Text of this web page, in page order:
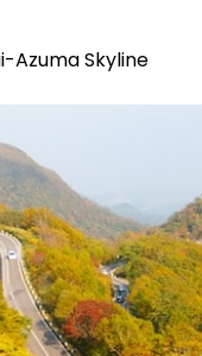
Azuma Skyline